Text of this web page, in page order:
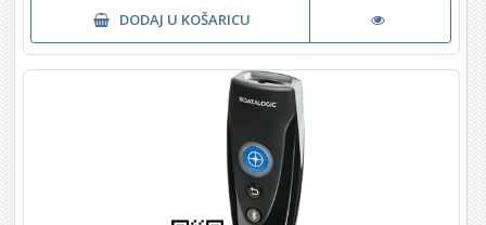
DODAJ U KOŠARICU